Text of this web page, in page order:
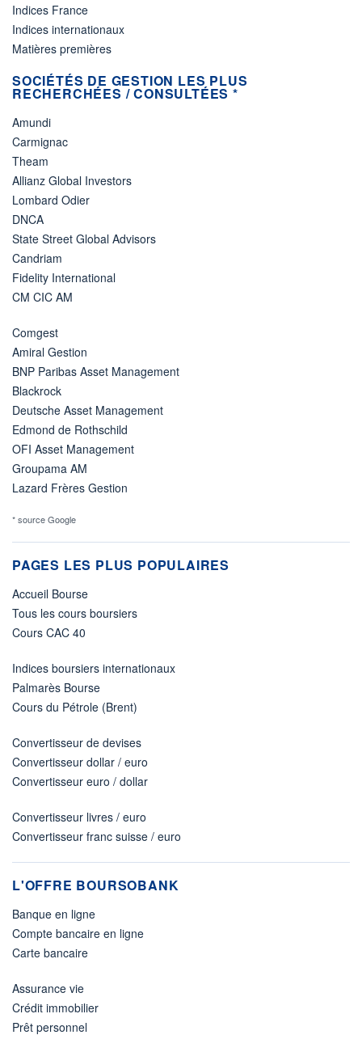
Indices France
Indices internationaux
Matières premières
SOCIÉTÉS DE GESTION LES PLUS
RECHERCHÉES / CONSULTÉES *
Amundi
Carmignac
Theam
Allianz Global Investors
Lombard Odier
DNCA
State Street Global Advisors
Candriam
Fidelity International
CM CIC AM
Comgest
Amiral Gestion
BNP Paribas Asset Management
Blackrock
Deutsche Asset Management
Edmond de Rothschild
OFI Asset Management
Groupama AM
Lazard Frères Gestion
* source Google
PAGES LES PLUS POPULAIRES
Accueil Bourse
Tous les cours boursiers
Cours CAC 40
Indices boursiers internationaux
Palmarès Bourse
Cours du Pétrole (Brent)
Convertisseur de devises
Convertisseur dollar / euro
Convertisseur euro / dollar
Convertisseur livres / euro
Convertisseur franc suisse / euro
L'OFFRE BOURSOBANK
Banque en ligne
Compte bancaire en ligne
Carte bancaire
Assurance vie
Crédit immobilier
Prêt personnel